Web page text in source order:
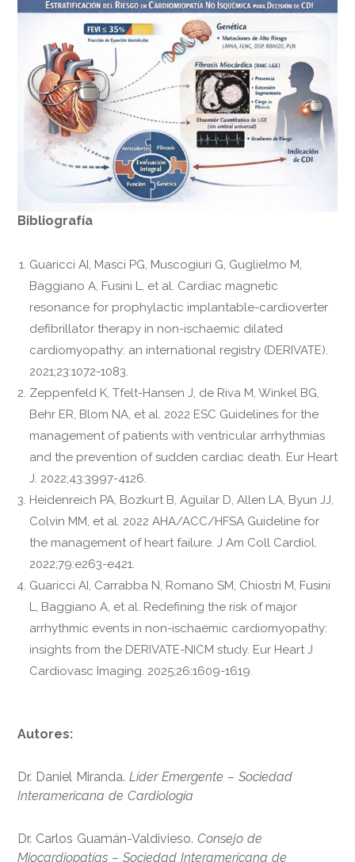
Bibliografía
Guaricci AI, Masci PG, Muscogiuri G, Guglielmo M,
Baggiano A, Fusini L, et al. Cardiac magnetic
resonance for prophylactic implantable-cardioverter
defibrillator therapy in non-ischaemic dilated
cardiomyopathy: an international registry (DERIVATE).
2021;23:1072-1083.
Zeppenfeld K, Tfelt-Hansen J, de Riva M, Winkel BG,
Behr ER, Blom NA, et al. 2022 ESC Guidelines for the
management of patients with ventricular arrhythmias
and the prevention of sudden cardiac death. Eur Heart
J. 2022;43:3997-4126.
Heidenreich PA, Bozkurt B, Aguilar D, Allen LA, Byun JJ,
Colvin MM, et al. 2022 AHA/ACC/HFSA Guideline for
the management of heart failure. J Am Coll Cardiol.
2022;79:e263-e421.
Guaricci AI, Carrabba N, Romano SM, Chiostri M, Fusini
L, Baggiano A, et al. Redefining the risk of major
arrhythmic events in non-ischaemic cardiomyopathy:
insights from the DERIVATE-NICM study. Eur Heart J
Cardiovasc Imaging. 2025;26:1609-1619.
Autores:
Dr. Daniel Miranda. Líder Emergente – Sociedad
Interamericana de Cardiología
Dr. Carlos Guamán-Valdivieso. Consejo de
Miocardiopatías – Sociedad Interamericana de